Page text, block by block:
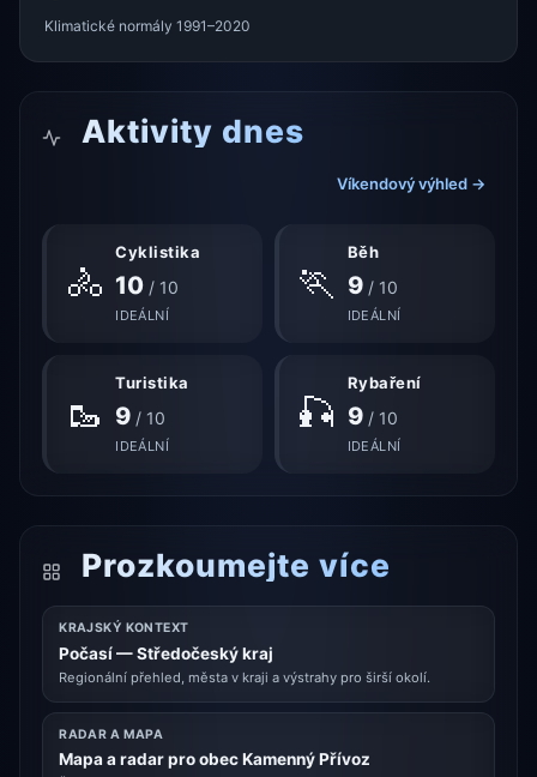
Klimatické normály 1991–2020
Aktivity dnes
Víkendový výhled →
🚴
Cyklistika
10 / 10
IDEÁLNÍ
🏃
Běh
9/ 10
IDEÁLNÍ
🥾
Turistika
9 / 10
IDEÁLNÍ
🎣
Rybaření
9/ 10
IDEÁLNÍ
Prozkoumejte více
KRAJSKÝ KONTEXT
Počasí — Středočeský kraj
Regionální přehled, města v kraji a výstrahy pro širší okolí.
RADAR A MAPA
Mapa a radar pro obec Kamenný Přívoz